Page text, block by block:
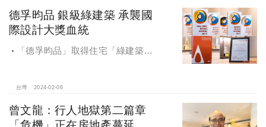
目的12戶透天精品建案，冠名為「三
景三錦」。
德孚昀品 銀級綠建築 承襲國
際設計大獎血統
「德孚昀品」取得住宅「綠建築標
水垃圾改善、生物多樣性、室內環境7
大評估指標系統(EEWH)，被定義為
「生態、節能、減廢、健康的建築
台灣 2024-02-06
曾文龍：行人地獄第二篇章